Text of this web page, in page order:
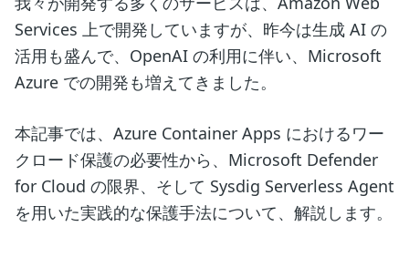
Services 上で開発していますが、昨今は生成 AI の
活用も盛んで、OpenAI の利用に伴い、Microsoft
Azure での開発も増えてきました。
本記事では、Azure Container Apps におけるワー
クロード保護の必要性から、Microsoft Defender
for Cloud の限界、そして Sysdig Serverless Agent
を用いた実践的な保護手法について、解説します。